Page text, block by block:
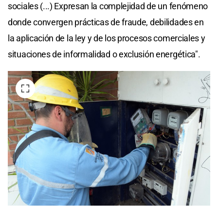
sociales (...) Expresan la complejidad de un fenómeno
donde convergen prácticas de fraude, debilidades en
la aplicación de la ley y de los procesos comerciales y
situaciones de informalidad o exclusión energética".